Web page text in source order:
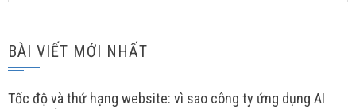
BÀI VIẾT MỚI NHẤT
Tốc độ và thứ hạng website: vì sao công ty ứng dụng AI